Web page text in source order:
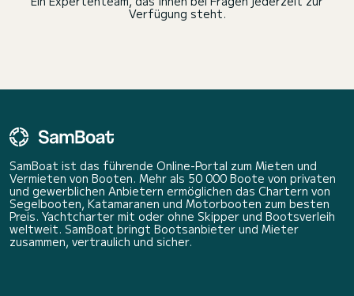
Verfügung steht.
SamBoat ist das führende Online-Portal zum Mieten und
Vermieten von Booten. Mehr als 50 000 Boote von privaten
und gewerblichen Anbietern ermöglichen das Chartern von
Segelbooten, Katamaranen und Motorbooten zum besten
Preis. Yachtcharter mit oder ohne Skipper und Bootsverleih
weltweit. SamBoat bringt Bootsanbieter und Mieter
zusammen, vertraulich und sicher.